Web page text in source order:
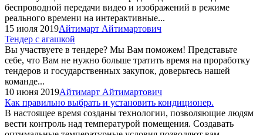
беспроводной передачи видео и изображений в режиме
реального времени на интерактивные...
15 июля 2019Айтимарт Айтимартович
Тендер с агашкой
Вы участвуете в тендере? Мы Вам поможем! Представьте
себе, что Вам не нужно больше тратить время на проработку
тендеров и государственных закупок, доверьтесь нашей
команде...
10 июня 2019Айтимарт Айтимартович
Как правильно выбрать и установить кондиционер.
В настоящее время созданы технологии, позволяющие людям
вести контроль над температурой помещения. Создавать